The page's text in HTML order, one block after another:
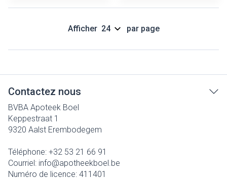
Afficher par page
Contactez nous
BVBA Apoteek Boel
Keppestraat 1
9320 Aalst Erembodegem
Téléphone: +32 53 21 66 91
Courriel: info@apotheekboel.be
Numéro de licence: 411401